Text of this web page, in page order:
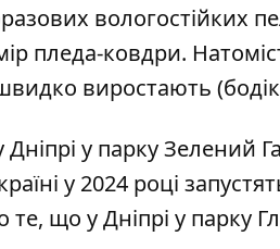
пледа-ковдри.
виростають
у парку Зелений
у 2024 році
що у Дніпрі у парку